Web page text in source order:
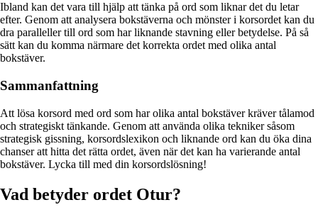
Ibland kan det vara till hjälp att tänka på ord som liknar det du letar
efter. Genom att analysera bokstäverna och mönster i korsordet kan du
dra paralleller till ord som har liknande stavning eller betydelse. På så
sätt kan du komma närmare det korrekta ordet med olika antal
bokstäver.
Sammanfattning
Att lösa korsord med ord som har olika antal bokstäver kräver tålamod
och strategiskt tänkande. Genom att använda olika tekniker såsom
strategisk gissning, korsordslexikon och liknande ord kan du öka dina
chanser att hitta det rätta ordet, även när det kan ha varierande antal
bokstäver. Lycka till med din korsordslösning!
Vad betyder ordet Otur?